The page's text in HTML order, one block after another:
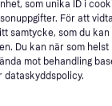
som unika ID i
För att
samtycke, som du kan
Du kan när som helst
mot behandling
dataskyddspolicy.